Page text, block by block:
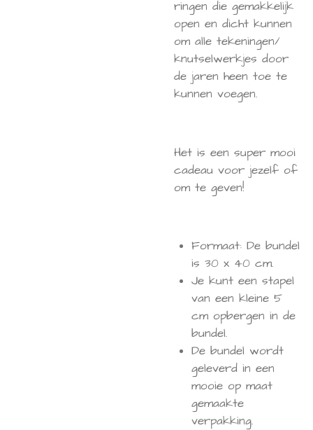
ringen die gemakkelijk
open en dicht kunnen
om alle tekeningen/
knutselwerkjes door
de jaren heen toe te
kunnen voegen.
Het is een super mooi
cadeau voor jezelf of
om te geven!
Formaat: De bundel
is 30 x 40 cm.
Je kunt een stapel
van een kleine 5
cm opbergen in de
bundel.
De bundel wordt
geleverd in een
mooie op maat
gemaakte
verpakking.